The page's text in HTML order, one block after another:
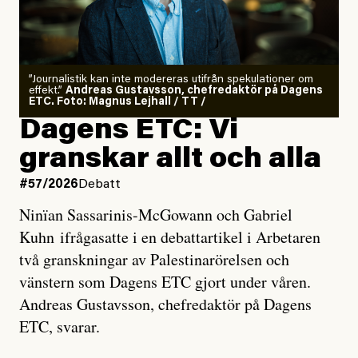
”Journalistik kan inte modereras utifrån spekulationer om
effekt.” Andreas Gustavsson, chefredaktör på Dagens
ETC. Foto: Magnus Lejhall / TT /
Dagens ETC: Vi
granskar allt och alla
#57/2026Debatt
Ninïan Sassarinis-McGowann och Gabriel
Kuhn ifrågasatte i en debattartikel i Arbetaren
två granskningar av Palestinarörelsen och
vänstern som Dagens ETC gjort under våren.
Andreas Gustavsson, chefredaktör på Dagens
ETC, svarar.